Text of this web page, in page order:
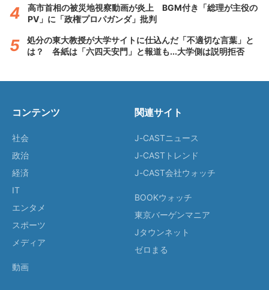
高市首相の被災地視察動画が炎上 BGM付き「総理が主役の
PV」に「政権プロパガンダ」批判
処分の東大教授が大学サイトに仕込んだ「不適切な言葉」と
は？ 各紙は「六四天安門」と報道も...大学側は説明拒否
コンテンツ
社会
政治
経済
IT
エンタメ
スポーツ
メディア
動画
関連サイト
J-CASTニュース
J-CASTトレンド
J-CAST会社ウォッチ
BOOKウォッチ
東京バーゲンマニア
Jタウンネット
ゼロまる